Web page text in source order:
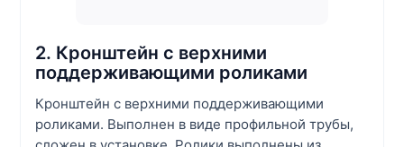
2. Кронштейн с верхними
поддерживающими роликами
Кронштейн с верхними поддерживающими
роликами. Выполнен в виде профильной трубы,